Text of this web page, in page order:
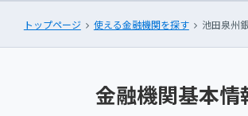
トップページ 使える金融機関を探す 池田泉州
金融機関基本情